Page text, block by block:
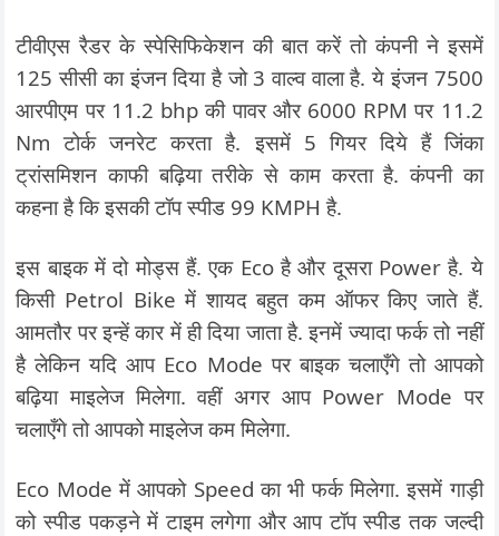
टीवीएस रैडर के स्पेसिफिकेशन की बात करें तो कंपनी ने इसमें
125 सीसी का इंजन दिया है जो 3 वाल्व वाला है. ये इंजन 7500
आरपीएम पर 11.2 bhp की पावर और 6000 RPM पर 11.2
Nm टोर्क जनरेट करता है. इसमें 5 गियर दिये हैं जिंका
ट्रांसमिशन काफी बढ़िया तरीके से काम करता है. कंपनी का
कहना है कि इसकी टॉप स्पीड 99 KMPH है.
इस बाइक में दो मोड्स हैं. एक Eco है और दूसरा Power है. ये
किसी Petrol Bike में शायद बहुत कम ऑफर किए जाते हैं.
आमतौर पर इन्हें कार में ही दिया जाता है. इनमें ज्यादा फर्क तो नहीं
है लेकिन यदि आप Eco Mode पर बाइक चलाएँगे तो आपको
बढ़िया माइलेज मिलेगा. वहीं अगर आप Power Mode पर
चलाएँगे तो आपको माइलेज कम मिलेगा.
Eco Mode में आपको Speed का भी फर्क मिलेगा. इसमें गाड़ी
को स्पीड पकड़ने में टाइम लगेगा और आप टॉप स्पीड तक जल्दी